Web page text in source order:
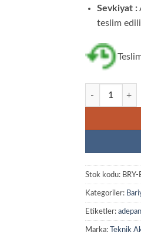
Sevkiyat :
teslim
Bariyerli
Stok kodu:
Kategoriler:
Etiketler:
Marka: Teknik